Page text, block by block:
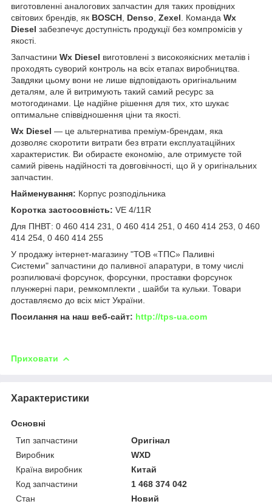
виготовленні аналогових запчастин для таких провідних
світових брендів, як BOSCH Denso Zexel . Команда Wx
Diesel забезпечує доступність продукції без компромісів у
якості.
Запчастини Wx Diesel виготовлені з високоякісних металів і
проходять суворий контроль на всіх етапах виробництва.
Завдяки цьому вони не лише відповідають оригінальним
деталям, але й витримують такий самий ресурс за
мотогодинами. Це надійне рішення для тих, хто шукає
оптимальне співвідношення ціни та якості.
Wx Diesel — це альтернатива преміум-брендам, яка
дозволяє скоротити витрати без втрати експлуатаційних
характеристик. Ви обираєте економію, але отримуєте той
самий рівень надійності та довговічності, що й у оригінальних
запчастин.
Найменування: Корпус розподільника
Коротка застосовність: VE 4/11R
Для ПНВТ: 0 460 414 231, 0 460 414 251, 0 460 414 253, 0 460
414 254, 0 460 414 255
У продажу інтернет-магазину "ТОВ «ТПС» Паливні
Системи" запчастини до паливної апаратури, в тому числі
розпилювачі форсунок, форсунки, проставки форсунок
плунжерні пари, ремкомплекти , шайби та кульки. Товари
доставляємо до всіх міст України.
Посилання на наш веб-сайт: http://tps-ua.com
Приховати
Характеристики
Основні
Тип запчастини
Оригінал
Виробник
WXD
Країна виробник
Китай
Код запчастини
1 468 374 042
Стан
Новий